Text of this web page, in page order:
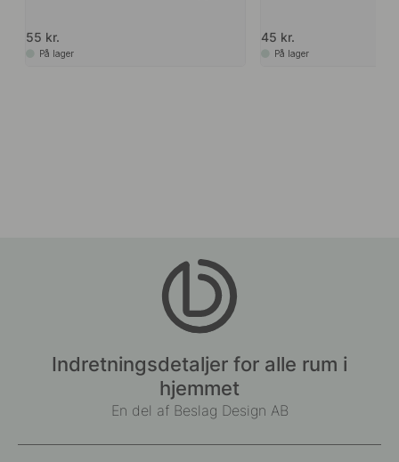
55 kr.
På lager
45 kr.
På lager
Indretningsdetaljer for alle rum i
hjemmet
En del af Beslag Design AB